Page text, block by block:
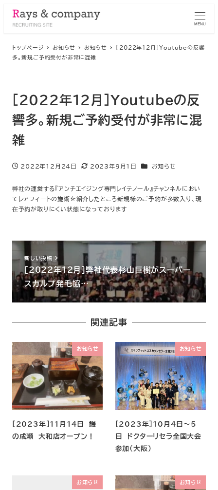
MENU
トップページ お知らせ お知らせ
［2022年12月］Youtubeの反響
多。新規ご予約受付が非常に混雑
［2022年12月］Youtubeの反
響多。新規ご予約受付が非常に混
雑
投稿日
2022年12月24日
更新日
2023年9月1日 カテゴリー
お知らせ
弊社の運営する『アンチエイジング専門レイテノール』チャンネルにおい
てレアフィートの施術を紹介したところ新規様のご予約が多数入り、現
在予約が取りにくい状態になっております
新しい投稿
［2022年12月］弊社代表杉山巨樹がスーパー
スカルプ発毛協…
関連記事
お知らせ
［2023年］11月14日 鰻
の成瀬 大和店オープン！
お知らせ
［2023年］10月4日～5
日 ドクターリセラ全国大会
参加（大阪）
お知らせ お知らせ